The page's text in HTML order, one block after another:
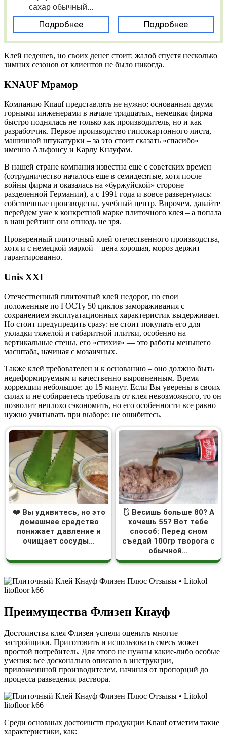
сахар обычный...
Подробнее Подробнее
Клей недешев, но своих денег стоит: жалоб спустя несколько
зимних сезонов от клиентов не было никогда.
KNAUF Мрамор
Компанию Knauf представлять не нужно: основанная двумя
горными инженерами в начале тридцатых, немецкая фирма
быстро поднялась не только как производитель, но и как
разработчик. Первое производство гипсокартонного листа,
машинной штукатурки – за это стоит сказать «спасибо»
именно Альфонсу и Карлу Кнауфам.
В нашей стране компания известна еще с советских времен
(сотрудничество началось еще в семидесятые, хотя после
войны фирма и оказалась на «буржуйской» стороне
разделенной Германии), а с 1991 года и вовсе развернулась:
собственные производства, учебный центр. Впрочем, давайте
перейдем уже к конкретной марке плиточного клея – а попала
в наш рейтинг она отнюдь не зря.
Проверенный плиточный клей отечественного производства,
хотя и с немецкой маркой – цена хорошая, мороз держит
гарантированно.
Unis XXI
Отечественный плиточный клей недорог, но свои
положенные по ГОСТу 50 циклов замораживания с
сохранением эксплуатационных характеристик выдерживает.
Но стоит предупредить сразу: не стоит покупать его для
укладки тяжелой и габаритной плитки, особенно на
вертикальные стены, его «стихия» — это работы меньшего
масштаба, начиная с мозаичных.
Также клей требователен и к основанию – оно должно быть
недеформируемым и качественно выровненным. Время
коррекции небольшое: до 15 минут. Если Вы уверены в своих
силах и не собираетесь требовать от клея невозможного, то он
позволит неплохо сэкономить, но его особенности все равно
нужно учитывать при выборе: не ошибитесь.
❤️ Вы удивитесь, но это
домашнее средство
понижает давление и
очищает сосуды...
🩱 Весишь больше 80? А
хочешь 55? Вот тебе
способ: Перед сном
съедай 100гр творога с
обычной...
Преимущества Флизен Кнауф
Достоинства клея Флизен успели оценить многие
застройщики. Приготовить и использовать смесь может
простой потребитель. Для этого не нужны какие-либо особые
умения: все досконально описано в инструкции,
приложеннной производителем, начиная от пропорций до
процесса разведения раствора.
Среди основных достоинств продукции Knauf отметим такие
характеристики, как: